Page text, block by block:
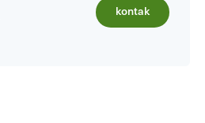
kontak